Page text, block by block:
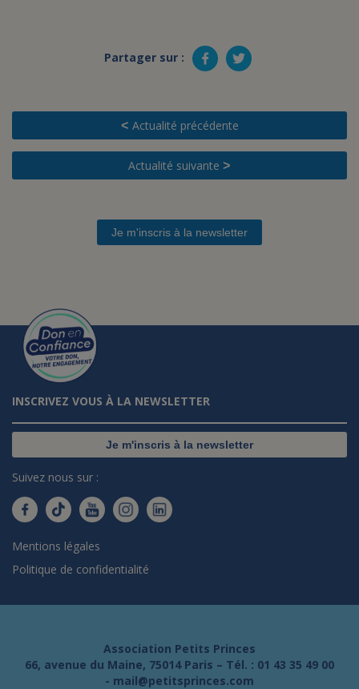
Partager sur :
< Actualité précédente
Actualité suivante >
Je m'inscris à la newsletter
INSCRIVEZ VOUS À LA NEWSLETTER
Je m'inscris à la newsletter
Suivez nous sur :
Mentions légales
Politique de confidentialité
Association Petits Princes
66, avenue du Maine, 75014 Paris – Tél. : 01 43 35 49 00
- mail@petitsprinces.com